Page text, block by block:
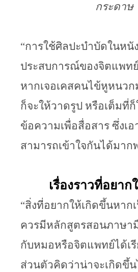
กระดาษ
“การใช้ศิลปะบำบัดในหนั
ประสบการณ์ของจิตแพท
หากเจอเคสคนไข้หูหนวก
ก็จะให้วาดรูป หรือเต็มที่ก็
ข้อความเพื่อสื่อสาร ซึ่งเอ
สามารถเข้าใจกันได้มาก
เรื่องราวที่อยาก
“สิ่งที่อยากให้เกิดขึ้นหาก
ควรมีหลักสูตรสอนภาษา
กับหมอหรือจิตแพทย์ได้เรี
ส่วนตัวคิดว่าน่าจะเกิดขึ้น